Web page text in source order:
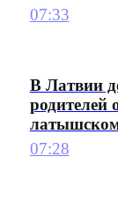
07:33
В Латвии
родителей
07:28